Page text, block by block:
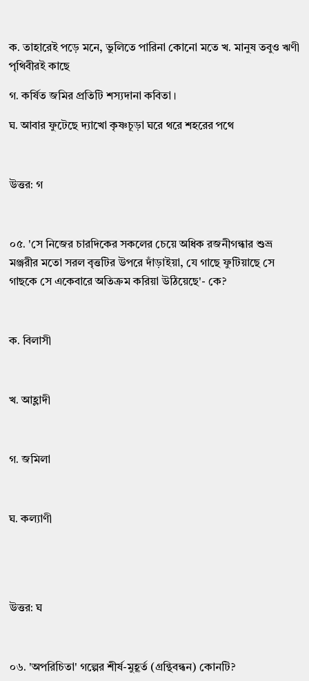
ক. তাহারেই পড়ে মনে, ভুলিতে পারিনা কোনো মতে খ. মানুষ তবুও ঋণী
পৃথিবীরই কাছে
গ. কর্ষিত জমির প্রতিটি শস্যদানা কবিতা।
ঘ. আবার ফুটেছে দ্যাখো কৃষ্ণচূড়া ঘরে থরে শহরের পথে
উত্তর: গ
০৫. 'সে নিজের চারদিকের সকলের চেয়ে অধিক রজনীগন্ধার শুভ্র
মঞ্জরীর মতো সরল বৃত্তটির উপরে দাঁড়াইয়া, যে গাছে ফুটিয়াছে সে
গাছকে সে একেবারে অতিক্রম করিয়া উঠিয়েছে'- কে?
ক. বিলাসী
খ. আহ্লাদী
গ. জমিলা
ঘ. কল্যাণী
উত্তর: ঘ
০৬. 'অপরিচিতা' গল্পের শীর্ষ-মুহূর্ত (গ্রন্থিবন্ধন) কোনটি?